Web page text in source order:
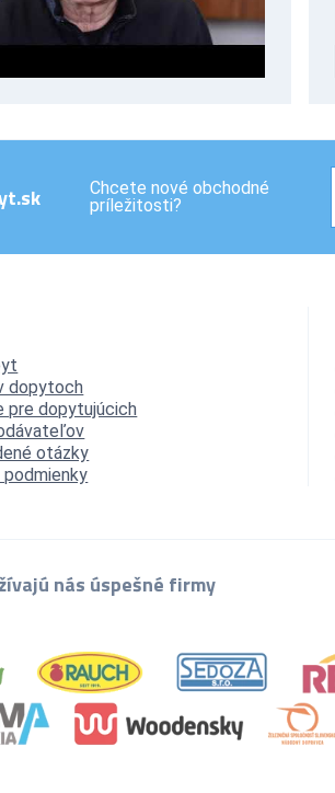
Chcete nové obchodné
príležitosti?
dopytoch
pre dopytujúcich
otázky
nás úspešné firmy